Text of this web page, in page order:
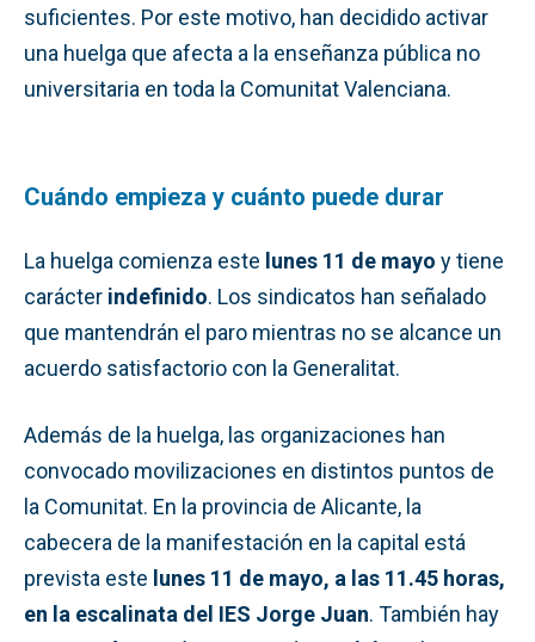
suficientes. Por este motivo, han decidido activar
una huelga que afecta a la enseñanza pública no
universitaria en toda la Comunitat Valenciana.
Cuándo empieza y cuánto puede durar
La huelga comienza este lunes 11 de mayo y tiene
carácter indefinido. Los sindicatos han señalado
que mantendrán el paro mientras no se alcance un
acuerdo satisfactorio con la Generalitat.
Además de la huelga, las organizaciones han
convocado movilizaciones en distintos puntos de
la Comunitat. En la provincia de Alicante, la
cabecera de la manifestación en la capital está
prevista este lunes 11 de mayo, a las 11.45 horas,
en la escalinata del IES Jorge Juan. También hay